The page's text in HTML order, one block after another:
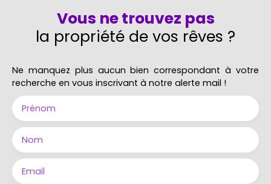
Vous ne trouvez pas
la propriété de vos rêves ?
Ne manquez plus aucun bien correspondant à votre
recherche en vous inscrivant à notre alerte mail !
Prénom
Nom
Email